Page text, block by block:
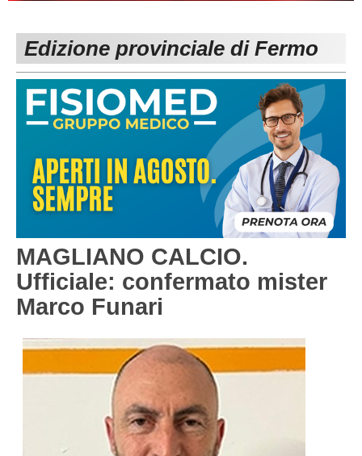
Carica la tua Rosa
1^ CATEGORIA
2^ CATEGORIA
3^ CATEGORIA
Edizione provinciale di Fermo
MAGLIANO CALCIO.
Ufficiale: confermato mister
Marco Funari